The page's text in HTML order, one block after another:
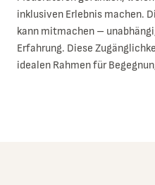
inklusiven Erlebnis machen.
kann mitmachen –
Erfahrung. Diese
idealen Rahmen für